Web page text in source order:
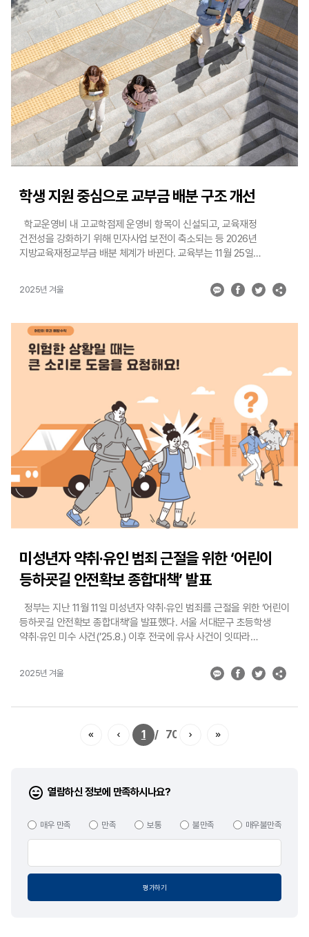
학교와 지자체는 전화 연락, 가정방문 등을 통해 아동의 소재와 안전을
확인하고, 필요한 경우 관할 경찰서에 수사를 의뢰한다. 취학연령
이전에 조기입학을 희망하거나 취학연령임에도 불구하고 입학 연기를
희망하는 경우 반드시 올해 12월 31일까지 신청하여야 한다. 아울러
질병, 발육 상태 등 부득이한 사유로 아동의 취학이 어운 경우, 보호자는
입학 예정 학교에 취학의무 유예 또는 면제를 신청할 수 있다.
학생 지원 중심으로 교부금 배분 구조 개선
학교운영비 내 고교학점제 운영비 항목이 신설되고, 교육재정
건전성을 강화하기 위해 민자사업 보전이 축소되는 등 2026년
지방교육재정교부금 배분 체계가 바뀐다. 교육부는 11월 25일
개정안이 의결됐다고 밝혔다. 지방교육재정교부금은 시도교육청
세입의 대부분을 차지하는 재원으로, 내년도 규모는 정부안 기준 69조
고교학점제 운영비 항목을 분리해 신설하고, 기존의 교과교실제 운영에
따른 교과 교실 증설 및 전환(리모델링) 비용을 고교학점제 운영을 위한
교실 증설·전환 비용으로 전환한다. 내년 3월 시행되는
「학생맞춤통합지원법」에 맞춰 기존 ‘교육복지 지원비’는 ‘학생맞춤통합
및 균형교육복지 지원비’로 확대 개편된다. 단위학교의
학생맞춤통합지원 체계 운영을 위한 비용과 학생 마음 건강 지원비
등에 대한 시도별 재정수요는 새롭게 산정한다. 기초학력 보장
지원비는 학습지원 대상 학생뿐만 아니라 학습결손 예방을 위한 학교·
학급 단위의 재정수요를 반영할 수 있도록 개선한다. 또한,
시도교육청의 책임 있는 재정 운용을 도모하기 위해 지방채 원리금
상환액 중 일부를 교육부가 교부금으로 보전해주던 규정을 삭제했다.
아울러 새롭게 추진하는 민자사업 임대료는 기준재정수요 산정에서
제외하도록 했다. 이는 시도교육청이 시도별 재정 여건을 고려해 보다
신중하게 민자사업을 추진하도록 하기 위해서다. 이와 함께 학교 회계
이용·불용에 따른 우대·불이익 조치 관련 내용을 삭제해, 학교 현장의
2025년 겨울
미성년자 약취·유인 범죄 근절을 위한 ‘어린이
등하굣길 안전확보 종합대책’ 발표
정부는 지난 11월 11일 미성년자 약취·유인 범죄를 근절을 위한 ‘어린이
등하굣길 안전확보 종합대책’을 발표했다. 서울 서대문구 초등학생
약취·유인 미수 사건(’25.8.) 이후 전국에 유사 사건이 잇따라
우려가 불식되도록 어린이 약취·유인 사건에 대한 신속한 수사와
철저한 대책 수립에 만전을 기할 것’을 지시(9.11.)한 바 있 다. 이번
등 4개 부처 합동으로 마련됐다. 정부는 어린이 약취·유인 범죄가
반복 발생하는 원인으로 △어린이 약취·유인 범죄에 대한 경미한 처벌,
△범죄에 대한 저조한 인식 문제, △어린이 통학로의 안전 사각지대 및
신속히 출동·검거·보호 지원이 이어지도록 체계를 정비하고, 중요
유인 사건은 구속영장을 적극 신청하고, CCTV 영상 분석·디지털
증거분석(디지털 포렌식) 등을 활용해 고의성을 철저히 입증한다.
엄정한 수사 기조를 확립한다는 계획이다. [어린이·일반국민 예방교육
및 인식개선 강화] 어린이 대상 약취·유인 예방교육을 모의 상황
역할극 등 체험 중심으로 강화하여 실제 상황에서의 대응력을
2025년 겨울
1 70
열람하신 정보에 만족하시나요?
매우 만족 만족 보통 불만족 매우불만족
평가하기